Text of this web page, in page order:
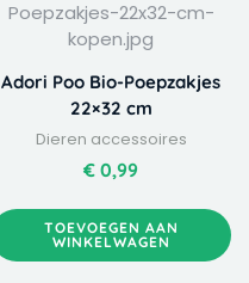
Adori Poo Bio-Poepzakjes
22×32 cm
Dieren accessoires
€ 0,99
TOEVOEGEN AAN
WINKELWAGEN